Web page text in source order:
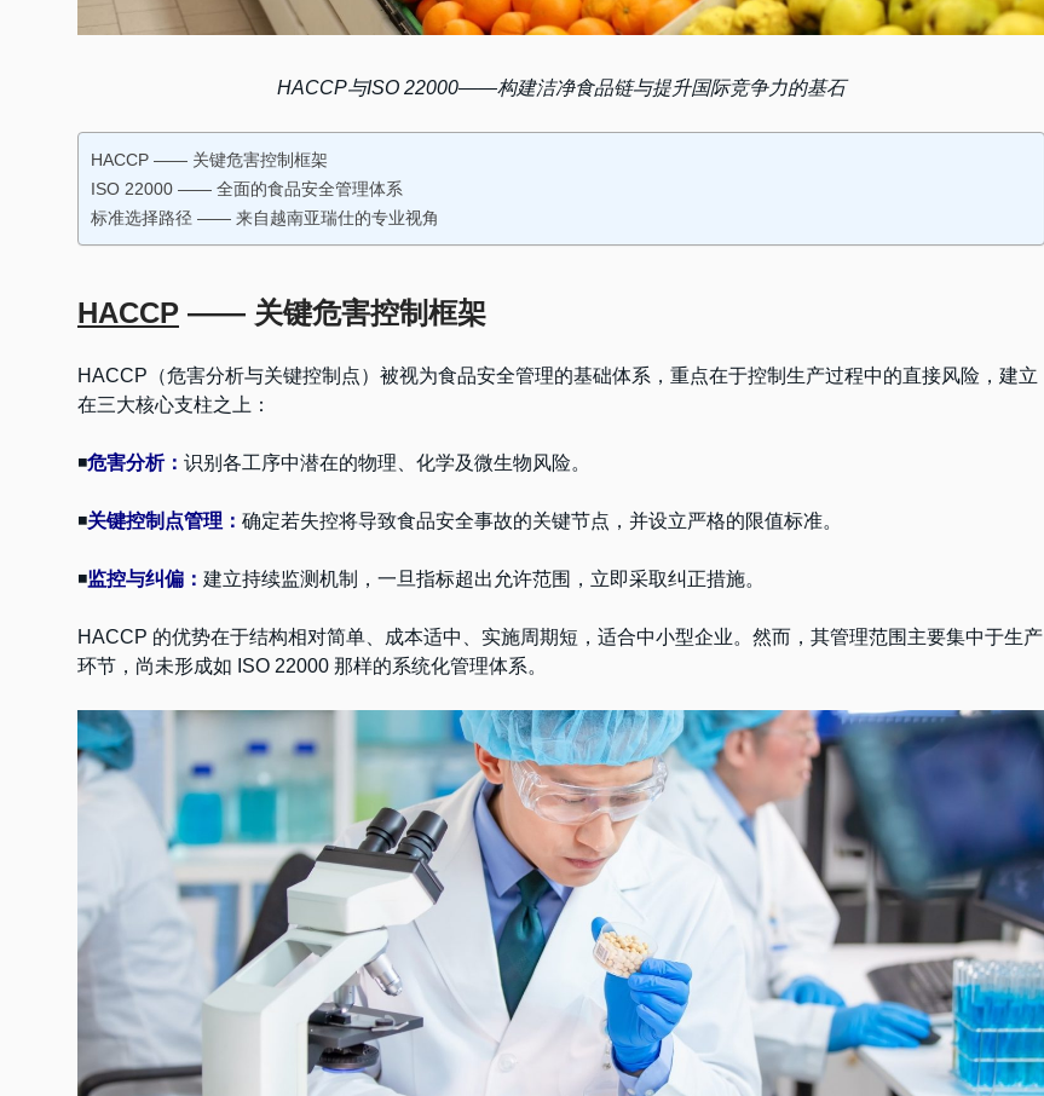
HACCP与ISO 22000——构建洁净食品链与提升国际竞争力的基石
HACCP —— 关键危害控制框架
ISO 22000 —— 全面的食品安全管理体系
标准选择路径 —— 来自越南亚瑞仕的专业视角
HACCP —— 关键危害控制框架
HACCP（危害分析与关键控制点）被视为食品安全管理的基础体系，重点在于控制生产过程中的直接风险，建立
在三大核心支柱之上：
◾危害分析： 识别各工序中潜在的物理、化学及微生物风险。
◾关键控制点管理： 确定若失控将导致食品安全事故的关键节点，并设立严格的限值标准。
◾监控与纠偏： 建立持续监测机制，一旦指标超出允许范围，立即采取纠正措施。
HACCP 的优势在于结构相对简单、成本适中、实施周期短，适合中小型企业。然而，其管理范围主要集中于生产
环节，尚未形成如 ISO 22000 那样的系统化管理体系。